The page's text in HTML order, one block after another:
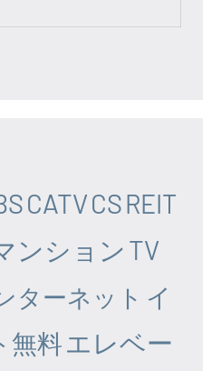
CATVCSREIT
ンション TV
ターネット イ
無料エレベー